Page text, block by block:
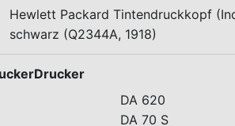
Hewlett Packard Tintendruckkopf
schwarz (Q2344A, 1918)
DA 620
DA 70 S